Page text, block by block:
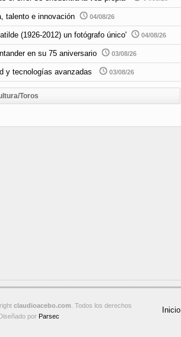
talento e innovación 04/08/26
(1926-2012) un fotógrafo único' 04/08/26
en su 75 aniversario 03/08/26
y tecnologías avanzadas 03/08/26
Toros
Inicio
claudioacebo.com . Todos los derechos
por Parsec